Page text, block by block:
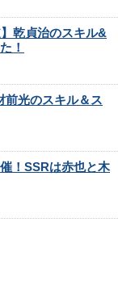
乾貞治のスキル&
！
光のスキル＆ス
！SSRは赤也と木